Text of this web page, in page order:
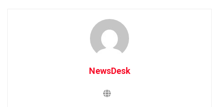
NewsDesk